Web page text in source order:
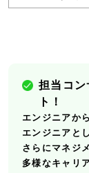
担当コン
ト！
エンジニアか
エンジニアと
さらにマネジ
多様なキャリ